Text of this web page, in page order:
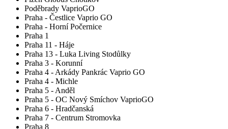
Poděbrady VaprioGO
Praha - Čestlice Vaprio GO
Praha - Horní Počernice
Praha 1
Praha 11 - Háje
Praha 13 - Luka Living Stodůlky
Praha 3 - Korunní
Praha 4 - Arkády Pankrác Vaprio GO
Praha 4 - Michle
Praha 5 - Anděl
Praha 5 - OC Nový Smíchov VaprioGO
Praha 6 - Hradčanská
Praha 7 - Centrum Stromovka
Praha 8